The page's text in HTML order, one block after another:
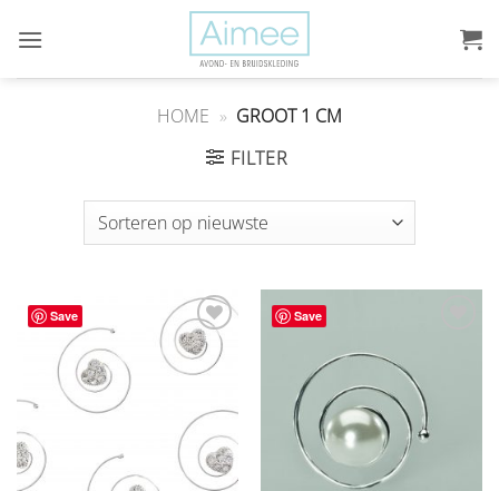
naar
HOME » GROOT 1 CM
FILTER
Save
Aan
verlanglijst
toevoegen
Save
toevoegen